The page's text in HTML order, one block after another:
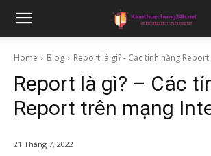
Home Blog Report là gì? - Các tính năng
Report là gì? – Các
Report trên mạng
21 Tháng 7, 2022